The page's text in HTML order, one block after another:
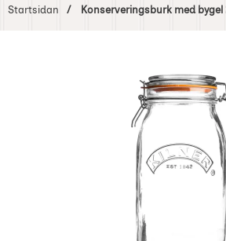
Startsidan Konserveringsburk med bygel